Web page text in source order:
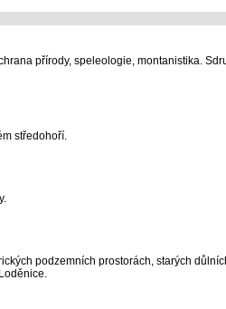
přírody, speleologie, montanistika.
středohoří.
podzemních prostorách, starých